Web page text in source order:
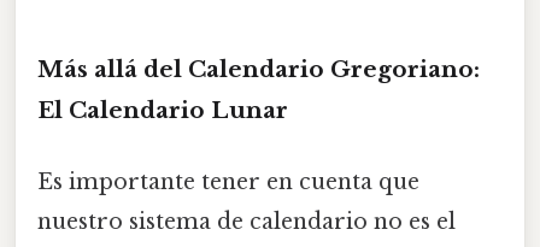
Más allá del Calendario Gregoriano:
El Calendario Lunar
Es importante tener en cuenta que
nuestro sistema de calendario no es el